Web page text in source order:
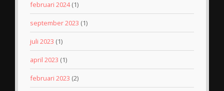
februari 2024(1)
september 2023 (1)
juli 2023 (1)
april 2023 (1)
februari 2023 (2)